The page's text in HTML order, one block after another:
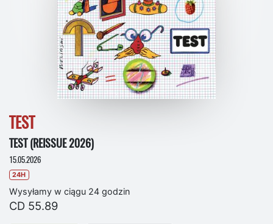
TEST
TEST (REISSUE 2026)
15.05.2026
24H
Wysyłamy w ciągu 24 godzin
CD 55.89